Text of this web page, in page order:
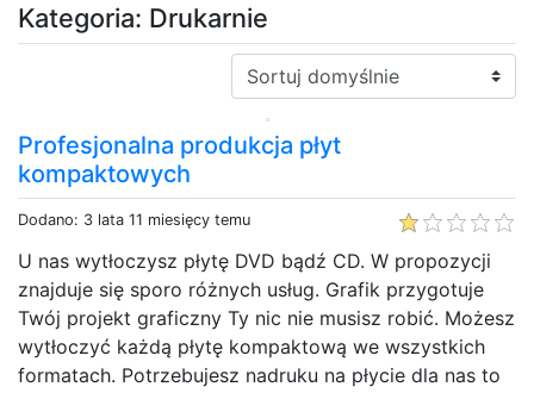
Kategoria: Drukarnie
Sortuj:
Profesjonalna produkcja płyt
kompaktowych
Dodano: 3 lata 11 miesięcy temu
U nas wytłoczysz płytę DVD bądź CD. W propozycji
znajduje się sporo różnych usług. Grafik przygotuje
Twój projekt graficzny Ty nic nie musisz robić. Możesz
wytłoczyć każdą płytę kompaktową we wszystkich
formatach. Potrzebujesz nadruku na płycie dla nas to